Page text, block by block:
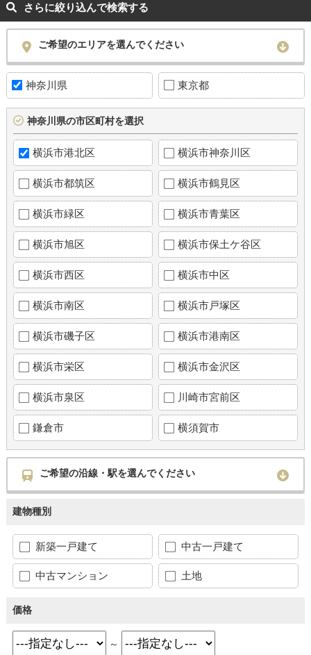
さらに絞り込んで検索する
ご希望のエリアを選んでください
神奈川県 東京都
神奈川県の市区町村を選択
横浜市港北区 横浜市神奈川区
横浜市都筑区 横浜市鶴見区
横浜市緑区 横浜市青葉区
横浜市旭区 横浜市保土ケ谷区
横浜市西区 横浜市中区
横浜市南区 横浜市戸塚区
横浜市磯子区 横浜市港南区
横浜市栄区 横浜市金沢区
横浜市泉区 川崎市宮前区
鎌倉市 横須賀市
ご希望の沿線・駅を選んでください
建物種別
新築一戸建て 中古一戸建て
中古マンション 土地
価格
～